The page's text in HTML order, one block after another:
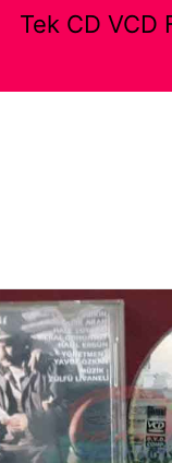
Tek CD VCD